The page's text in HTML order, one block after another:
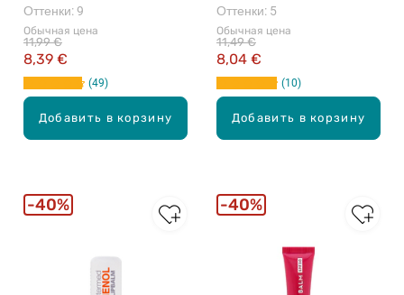
Добавить в корзину
Обычная цена
8,39 €
11,99 €
Оттенки: 9
49
Добавить в корзину
Обычная цена
8,04 €
11,49 €
Оттенки: 5
10
40% 40%